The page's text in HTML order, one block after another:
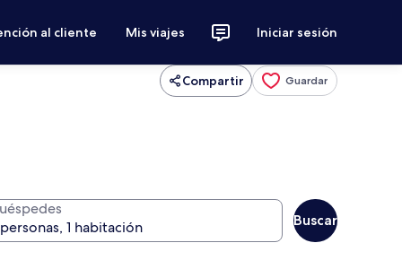
al cliente Mis viajes Iniciar sesión
Compartir Guardar
Buscar